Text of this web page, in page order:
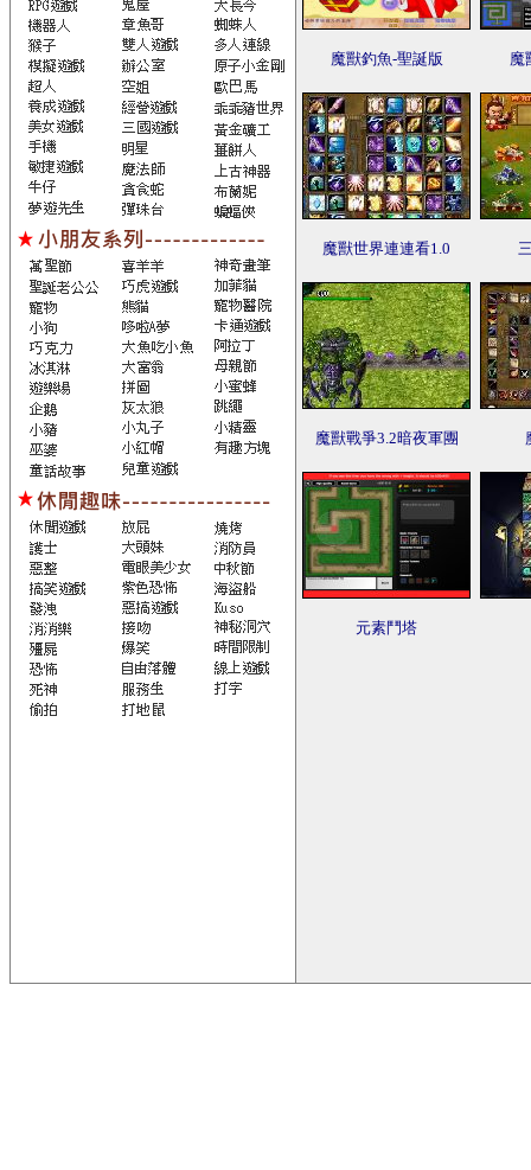
魔獸釣魚-聖誕版 魔
魔獸世界連連看1.0
魔獸戰爭3.2暗夜軍團
元素鬥塔